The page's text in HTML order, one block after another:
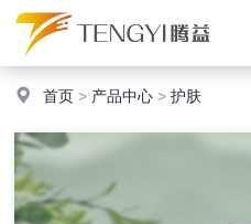
首页 > 产品中心 >护肤